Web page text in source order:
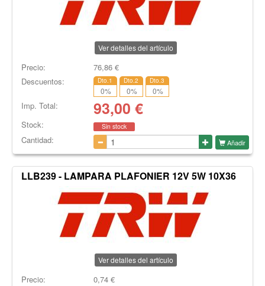
Ver detalles del artículo
Precio: 76,86€
Descuentos:
Dto.1
0%
Dto.2
0%
Dto.3
0%
Imp. Total: 93,00 €
Stock: Sin stock
Cantidad: Añadir
LLB239 - LAMPARA PLAFONIER 12V 5W 10X36
Ver detalles del artículo
Precio: 0,74€